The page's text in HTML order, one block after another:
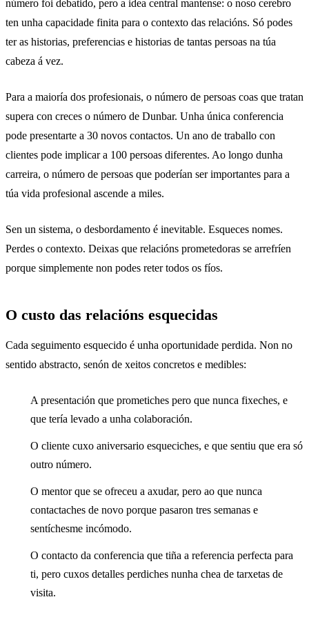
número foi debatido, pero a idea central mantense: o noso cerebro
ten unha capacidade finita para o contexto das relacións. Só podes
ter as historias, preferencias e historias de tantas persoas na túa
cabeza á vez.
Para a maioría dos profesionais, o número de persoas coas que tratan
supera con creces o número de Dunbar. Unha única conferencia
pode presentarte a 30 novos contactos. Un ano de traballo con
clientes pode implicar a 100 persoas diferentes. Ao longo dunha
carreira, o número de persoas que poderían ser importantes para a
túa vida profesional ascende a miles.
Sen un sistema, o desbordamento é inevitable. Esqueces nomes.
Perdes o contexto. Deixas que relacións prometedoras se arrefríen
porque simplemente non podes reter todos os fíos.
O custo das relacións esquecidas
Cada seguimento esquecido é unha oportunidade perdida. Non no
sentido abstracto, senón de xeitos concretos e medibles:
A presentación que prometiches pero que nunca fixeches, e
que tería levado a unha colaboración.
O cliente cuxo aniversario esqueciches, e que sentiu que era só
outro número.
O mentor que se ofreceu a axudar, pero ao que nunca
contactaches de novo porque pasaron tres semanas e
sentíchesme incómodo.
O contacto da conferencia que tiña a referencia perfecta para
ti, pero cuxos detalles perdiches nunha chea de tarxetas de
visita.